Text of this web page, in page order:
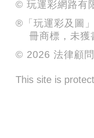
© 玩運彩網路有
®「玩運彩及圖
冊商標，未獲
© 2026 法律顧
This site is